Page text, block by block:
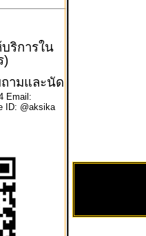
ริการใน
)
ามและนัด
Email:
ID: @aksika